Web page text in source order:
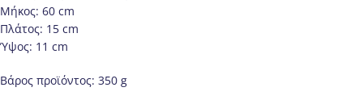
Μήκος: 60 cm
Πλάτος: 15 cm
Ύψος: 11 cm
Βάρος προϊόντος: 350 g